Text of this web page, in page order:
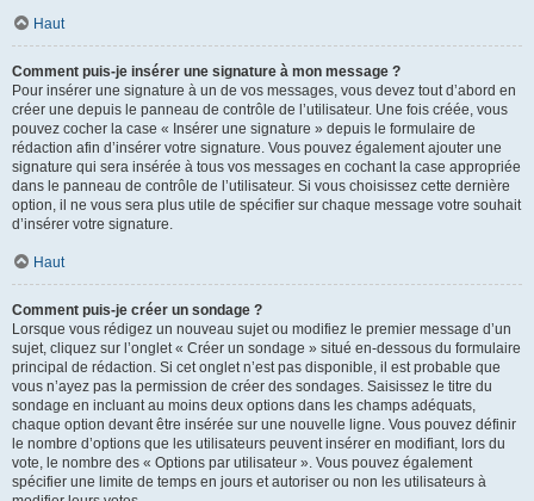
Haut
Comment puis-je insérer une signature à mon message ?
Pour insérer une signature à un de vos messages, vous devez tout d’abord en
créer une depuis le panneau de contrôle de l’utilisateur. Une fois créée, vous
pouvez cocher la case « Insérer une signature » depuis le formulaire de
rédaction afin d’insérer votre signature. Vous pouvez également ajouter une
signature qui sera insérée à tous vos messages en cochant la case appropriée
dans le panneau de contrôle de l’utilisateur. Si vous choisissez cette dernière
option, il ne vous sera plus utile de spécifier sur chaque message votre souhait
d’insérer votre signature.
Haut
Comment puis-je créer un sondage ?
Lorsque vous rédigez un nouveau sujet ou modifiez le premier message d’un
sujet, cliquez sur l’onglet « Créer un sondage » situé en-dessous du formulaire
principal de rédaction. Si cet onglet n’est pas disponible, il est probable que
vous n’ayez pas la permission de créer des sondages. Saisissez le titre du
sondage en incluant au moins deux options dans les champs adéquats,
chaque option devant être insérée sur une nouvelle ligne. Vous pouvez définir
le nombre d’options que les utilisateurs peuvent insérer en modifiant, lors du
vote, le nombre des « Options par utilisateur ». Vous pouvez également
spécifier une limite de temps en jours et autoriser ou non les utilisateurs à